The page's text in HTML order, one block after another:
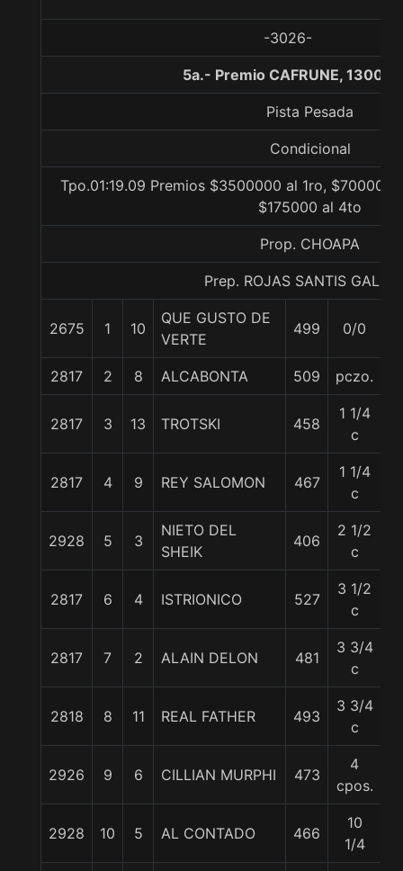
-3026-
5a.- Premio CAFRUNE, 1300
Pista Pesada
Condicional
Tpo.01:19.09 Premios $3500000 al 1ro,
$175000 al 4to
Prop. CHOAPA
Prep. ROJAS SANTIS
2675 1 10
QUE GUSTO DE
VERTE
499 0/0
2817 2 8 ALCABONTA 509 pczo.
2817 3 13 TROTSKI 458
1 1/4
c
2817 4 9 REY SALOMON 467
1 1/4
c
2928 5 3
NIETO DEL
SHEIK
406
2 1/2
c
2817 6 4 ISTRIONICO 527
3 1/2
c
2817 7 2 ALAIN DELON 481
3 3/4
c
2818 8 11 REAL FATHER 493
3 3/4
c
2926 9 6 CILLIAN MURPHI 473
4
cpos.
2928 10 5 AL CONTADO 466
10
1/4